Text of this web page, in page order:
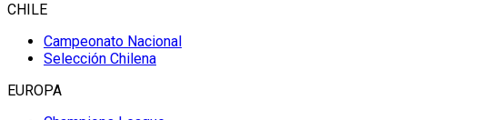
CHILE
Campeonato Nacional
Selección Chilena
EUROPA